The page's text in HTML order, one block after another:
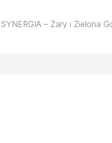
– Żary i Zielona